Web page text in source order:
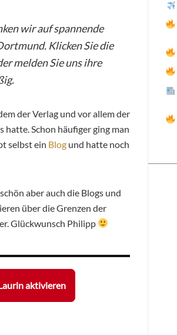
wir auf spannende
Klicken Sie die
melden Sie uns ihre
der Verlag und vor allem der
Schon häufiger ging man
selbst ein Blog und hatte noch
aber auch die Blogs und
über die Grenzen der
Glückwunsch Philipp
aktivieren